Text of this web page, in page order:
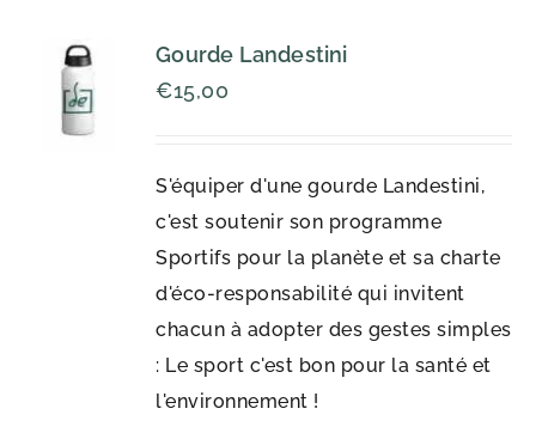
Gourde Landestini
€15,00
S'équiper d'une gourde Landestini,
c'est soutenir son programme
Sportifs pour la planète et sa charte
d'éco-responsabilité qui invitent
chacun à adopter des gestes simples
: Le sport c'est bon pour la santé et
l'environnement !